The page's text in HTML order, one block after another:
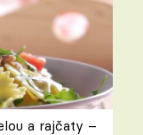
a rajčaty –